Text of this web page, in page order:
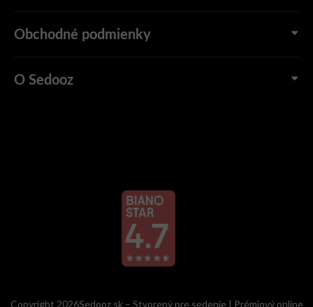
Obchodné podmienky
O Sedooz
Copyright 2026Sedooz.sk – Stvorený pre sedenie | Prémiový online